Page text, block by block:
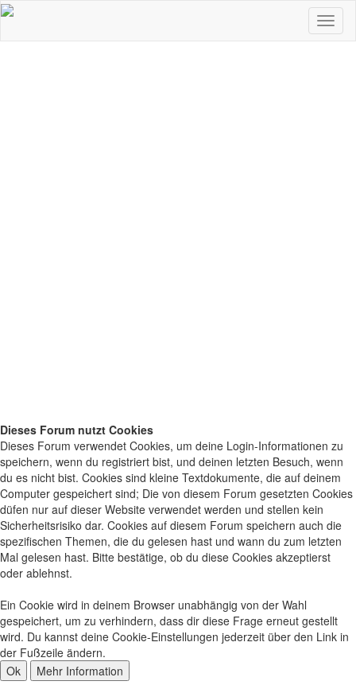
Dieses Forum nutzt Cookies
Dieses Forum verwendet Cookies, um deine Login-Informationen zu
speichern, wenn du registriert bist, und deinen letzten Besuch, wenn
du es nicht bist. Cookies sind kleine Textdokumente, die auf deinem
Computer gespeichert sind; Die von diesem Forum gesetzten Cookies
düfen nur auf dieser Website verwendet werden und stellen kein
Sicherheitsrisiko dar. Cookies auf diesem Forum speichern auch die
spezifischen Themen, die du gelesen hast und wann du zum letzten
Mal gelesen hast. Bitte bestätige, ob du diese Cookies akzeptierst
oder ablehnst.
Ein Cookie wird in deinem Browser unabhängig von der Wahl
gespeichert, um zu verhindern, dass dir diese Frage erneut gestellt
wird. Du kannst deine Cookie-Einstellungen jederzeit über den Link in
der Fußzeile ändern.